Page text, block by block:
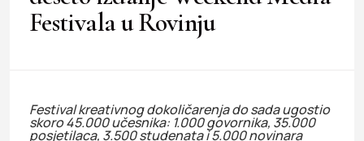
Festivala u Rovinju
Festival kreativnog dokoličarenja do sada ugostio
skoro 45.000 učesnika: 1.000 govornika, 35.000
posjetilaca, 3.500 studenata i 5.000 novinara